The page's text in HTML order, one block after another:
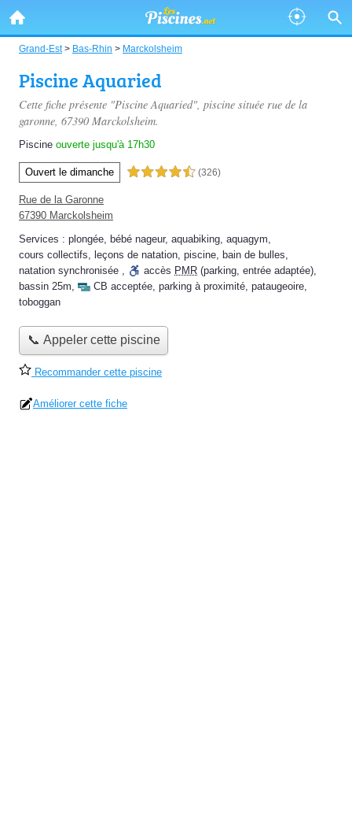
Grand-Est> Bas-Rhin > Marckolsheim
Piscine Aquaried
Cette fiche présente "Piscine Aquaried", piscine située rue de la
garonne, 67390 Marckolsheim.
Piscine ouverte jusqu'à 17h30
Ouvert le dimanche 4,5 étoiles sur 5 (326)
Rue de la Garonne
67390 Marckolsheim
Services : plongée, bébé nageur, aquabiking, aquagym,
cours collectifs, leçons de natation, piscine, bain de bulles,
natation synchronisée , accès PMR (parking, entrée adaptée),
bassin 25m, CB acceptée, parking à proximité, pataugeoire,
toboggan
📞 Appeler cette piscine
Recommander cette piscine
Améliorer cette fiche